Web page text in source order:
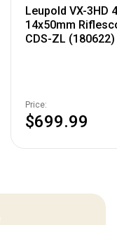
Leupold VX-3HD
14x50mm
CDS-ZL (180622)
Price:
$699.99